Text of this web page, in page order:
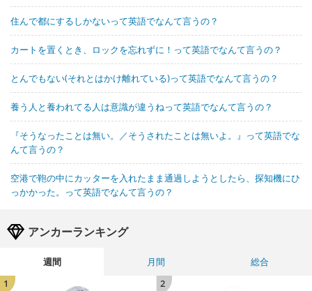
住んで都にするしかないって英語でなんて言うの？
カートを置くとき、ロックを忘れずに！って英語でなんて言うの？
とんでもない(それとはかけ離れている)って英語でなんて言うの？
養う人と養われてる人は意識が違うねって英語でなんて言うの？
『そうなったことは無い。／そうされたことは無いよ。』って英語でな
んて言うの？
空港で鞄の中にカッターを入れたまま通過しようとしたら、探知機にひ
っかかった。って英語でなんて言うの？
アンカーランキング
週間 月間
総合
1
2